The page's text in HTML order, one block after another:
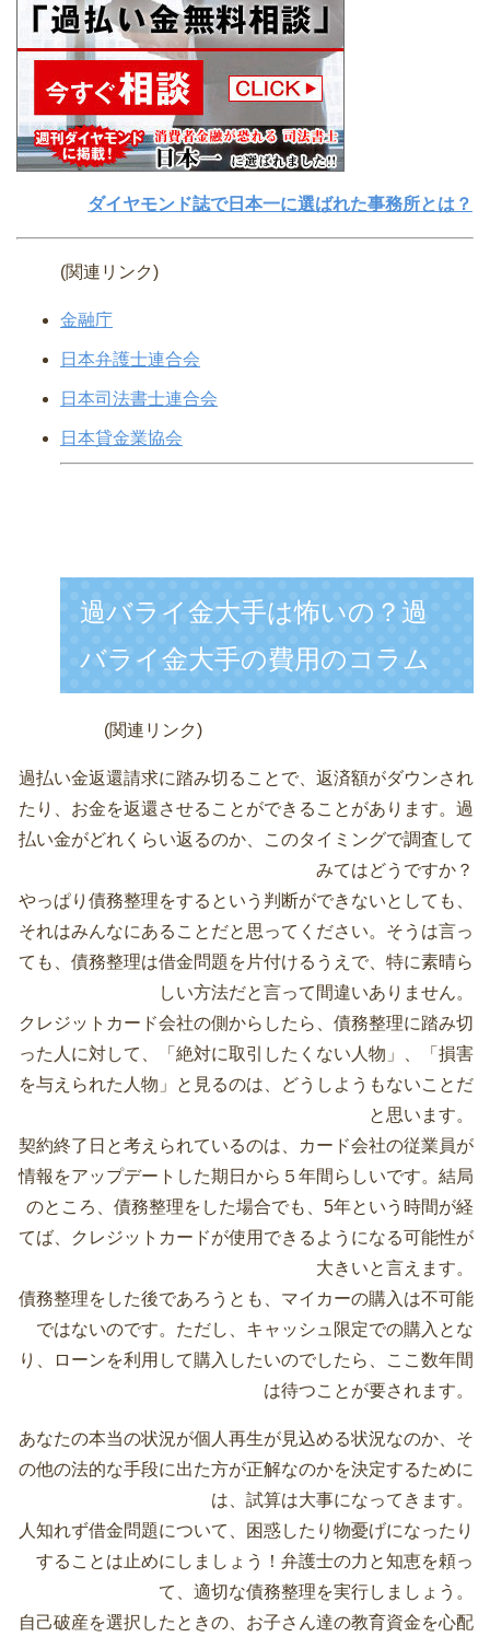
ダイヤモンド誌で日本一に選ばれた事務所とは？
(関連リンク)
金融庁
日本弁護士連合会
日本司法書士連合会
日本貸金業協会
過バライ金大手は怖いの？過
バライ金大手の費用のコラム
(関連リンク)
過払い金返還請求に踏み切ることで、返済額がダウンされ
たり、お金を返還させることができることがあります。過
払い金がどれくらい返るのか、このタイミングで調査して
みてはどうですか？
やっぱり債務整理をするという判断ができないとしても、
それはみんなにあることだと思ってください。そうは言っ
ても、債務整理は借金問題を片付けるうえで、特に素晴ら
しい方法だと言って間違いありません。
クレジットカード会社の側からしたら、債務整理に踏み切
った人に対して、「絶対に取引したくない人物」、「損害
を与えられた人物」と見るのは、どうしようもないことだ
と思います。
契約終了日と考えられているのは、カード会社の従業員が
情報をアップデートした期日から５年間らしいです。結局
のところ、債務整理をした場合でも、5年という時間が経
てば、クレジットカードが使用できるようになる可能性が
大きいと言えます。
債務整理をした後であろうとも、マイカーの購入は不可能
ではないのです。ただし、キャッシュ限定での購入とな
り、ローンを利用して購入したいのでしたら、ここ数年間
は待つことが要されます。
あなたの本当の状況が個人再生が見込める状況なのか、そ
の他の法的な手段に出た方が正解なのかを決定するために
は、試算は大事になってきます。
人知れず借金問題について、困惑したり物憂げになったり
することは止めにしましょう！弁護士の力と知恵を頼っ
て、適切な債務整理を実行しましょう。
自己破産を選択したときの、お子さん達の教育資金を心配